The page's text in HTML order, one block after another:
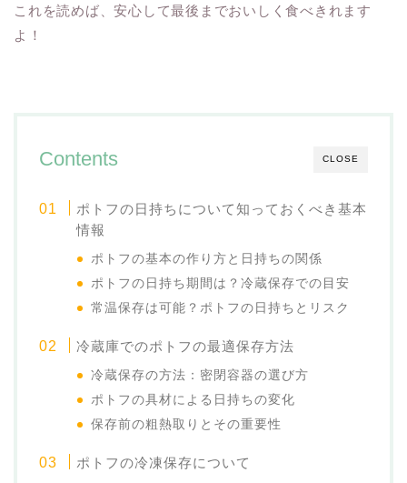
これを読めば、安心して最後までおいしく食べきれます
よ！
CLOSE
Contents
ポトフの日持ちについて知っておくべき基本
情報
ポトフの基本の作り方と日持ちの関係
ポトフの日持ち期間は？冷蔵保存での目安
常温保存は可能？ポトフの日持ちとリスク
冷蔵庫でのポトフの最適保存方法
冷蔵保存の方法：密閉容器の選び方
ポトフの具材による日持ちの変化
保存前の粗熱取りとその重要性
ポトフの冷凍保存について